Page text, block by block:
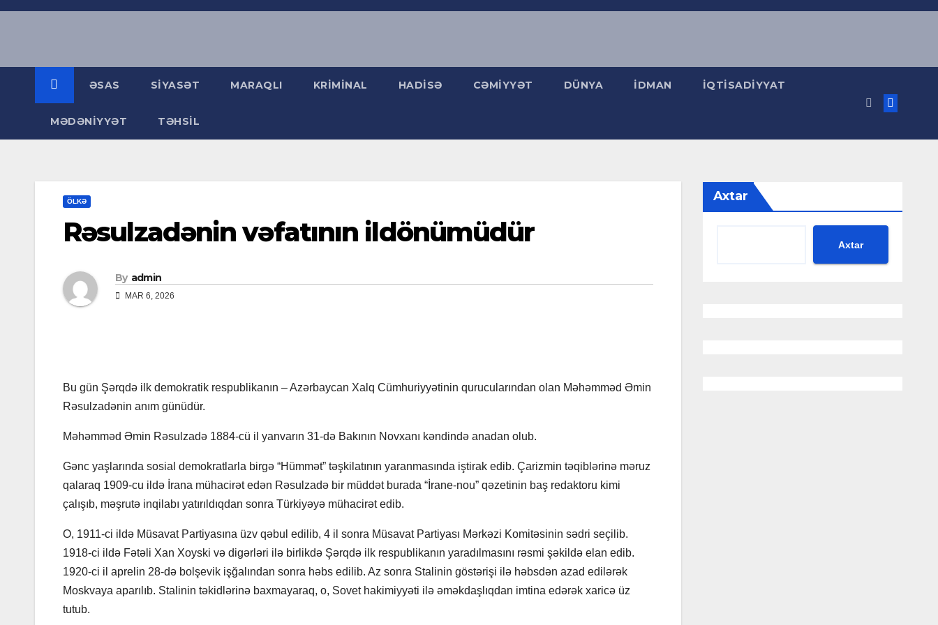
Skip
ƏSAS SIYASƏT MARAQLI KRIMINAL HADISƏ CƏMIYYƏT DÜNYA İDMAN İQTISADIYYAT
MƏDƏNIYYƏT TƏHSIL
ÖLKƏ
Rəsulzadənin vəfatının ildönümüdür
By admin
MAR 6, 2026
Bu gün Şərqdə ilk demokratik respublikanın – Azərbaycan Xalq Cümhuriyyətinin qurucularından olan Məhəmməd Əmin
Rəsulzadənin anım günüdür.
Məhəmməd Əmin Rəsulzadə 1884-cü il yanvarın 31-də Bakının Novxanı kəndində anadan olub.
Gənc yaşlarında sosial demokratlarla birgə “Hümmət” təşkilatının yaranmasında iştirak edib. Çarizmin təqiblərinə məruz
qalaraq 1909-cu ildə İrana mühacirət edən Rəsulzadə bir müddət burada “İrane-nou” qəzetinin baş redaktoru kimi
çalışıb, məşrutə inqilabı yatırıldıqdan sonra Türkiyəyə mühacirət edib.
O, 1911-ci ildə Müsavat Partiyasına üzv qəbul edilib, 4 il sonra Müsavat Partiyası Mərkəzi Komitəsinin sədri seçilib.
1918-ci ildə Fətəli Xan Xoyski və digərləri ilə birlikdə Şərqdə ilk respublikanın yaradılmasını rəsmi şəkildə elan edib.
1920-ci il aprelin 28-də bolşevik işğalından sonra həbs edilib. Az sonra Stalinin göstərişi ilə həbsdən azad edilərək
Moskvaya aparılıb. Stalinin təkidlərinə baxmayaraq, o, Sovet hakimiyyəti ilə əməkdaşlıqdan imtina edərək xaricə üz
tutub.
Axtar
Axtar